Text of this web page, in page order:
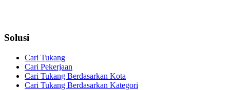
Solusi
Cari Tukang
Cari Pekerjaan
Cari Tukang Berdasarkan Kota
Cari Tukang Berdasarkan Kategori